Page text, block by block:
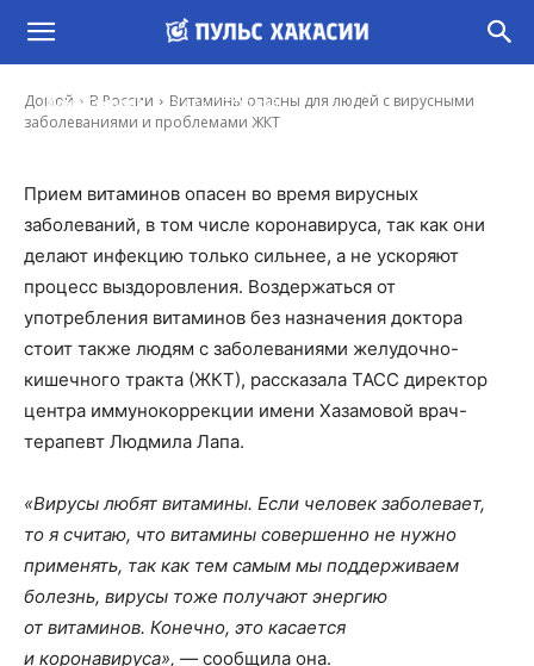
Домой В России
Витамины опасны для людей с вирусными
заболеваниями и проблемами ЖКТ
Витамины опасны для людей с вирусными
заболеваниями и проблемами ЖКТ
Иона Суслова 19 Дек, 2020 11:43
Прием витаминов опасен во время вирусных
заболеваний, в том числе коронавируса, так как они
делают инфекцию только сильнее, а не ускоряют
процесс выздоровления. Воздержаться от
употребления витаминов без назначения доктора
стоит также людям с заболеваниями желудочно-
кишечного тракта (ЖКТ), рассказала ТАСС директор
центра иммунокоррекции имени Хазамовой врач-
терапевт Людмила Лапа.
«Вирусы любят витамины. Если человек заболевает,
то я считаю, что витамины совершенно не нужно
применять, так как тем самым мы поддерживаем
болезнь, вирусы тоже получают энергию
от витаминов. Конечно, это касается
и коронавируса», — сообщила она.